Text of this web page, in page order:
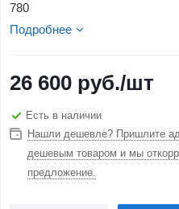
780
Подробнее
26 600 руб./шт
Есть в наличии
Нашли дешевле? Пришлите
дешевым товаром и мы
предложение.